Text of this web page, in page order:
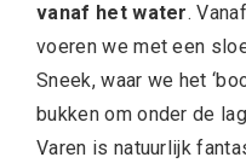
vanaf het water. Vanaf
voeren we met een
Sneek, waar we het
bukken om onder de
Varen is natuurlijk